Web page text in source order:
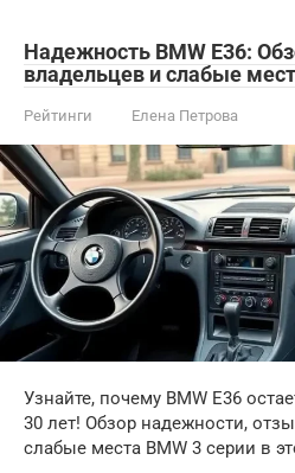
Надежность BMW E36:
владельцев и слабые
Рейтинги Елена Петрова
Узнайте, почему BMW E36
30 лет! Обзор надежности,
слабые места BMW 3 серии в